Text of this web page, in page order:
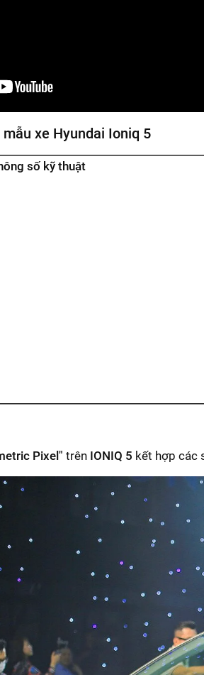
xe Hyundai Ioniq 5
số kỹ thuật
Pixel" trên IONIQ 5 kết hợp các